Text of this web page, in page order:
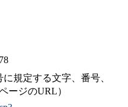
規定する文字、番号、
ージのURL）